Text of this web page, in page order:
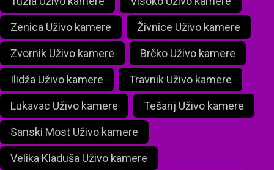
Zenica Uživo kamere Živnice Uživo kamere
Zvornik Uživo kamere Brčko Uživo kamere
Ilidža Uživo kamere Travnik Uživo kamere
Lukavac Uživo kamere Tešanj Uživo kamere
Sanski Most Uživo kamere
Velika Kladuša Uživo kamere